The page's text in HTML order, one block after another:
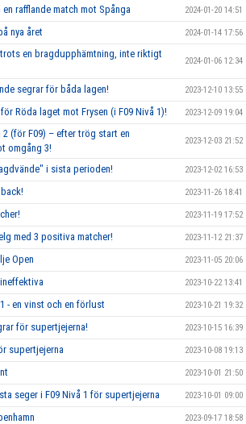
en rafflande match mot Spånga 2024-01-20 14:51
nya året 2024-01-14 17:56
en bragdupphämtning, inte riktigt
2024-01-06 12:34
segrar för båda lagen! 2023-12-10 13:55
Röda laget mot Frysen (i F09 Nivå 1)! 2023-12-09 19:04
2 (för F09) – efter trög start en
omgång 3!
2023-12-03 21:52
i sista perioden! 2023-12-02 16:53
2023-11-26 18:41
2023-11-19 17:52
med 3 positiva matcher! 2023-11-12 21:37
Open 2023-11-05 20:06
2023-10-22 13:41
- en vinst och en förlust 2023-10-21 19:32
för supertjejerna! 2023-10-15 16:39
supertjejerna 2023-10-08 19:13
2023-10-01 21:50
seger i F09 Nivå 1 för supertjejerna 2023-10-01 09:00
2023-09-17 18:58